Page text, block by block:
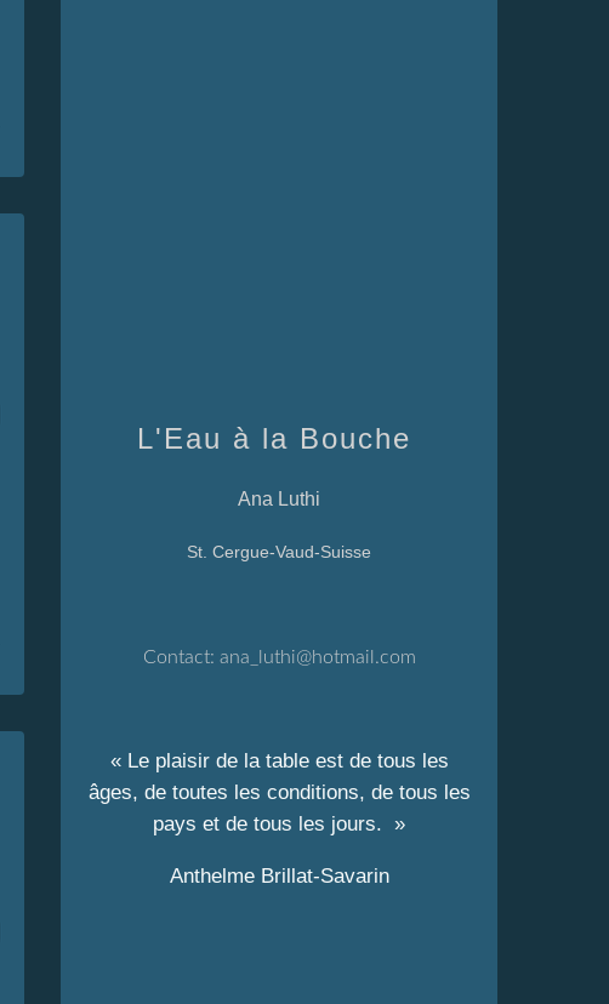
L'Eau à la Bouche
Ana Luthi
St. Cergue-Vaud-Suisse
Contact: ana_luthi@hotmail.com
« Le plaisir de la table est de tous les
âges, de toutes les conditions, de tous les
pays et de tous les jours. »
Anthelme Brillat-Savarin